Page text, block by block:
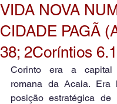
VIDA NOVA
CIDADE PAGÃ
38; 2Coríntios
Corinto era a capital
romana da Acaia. Era
posição estratégica